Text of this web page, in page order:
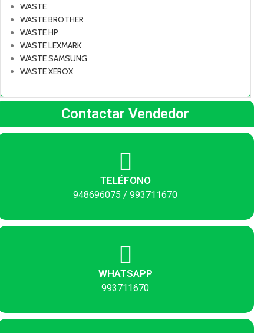
WASTE
WASTE BROTHER
WASTE HP
WASTE LEXMARK
WASTE SAMSUNG
WASTE XEROX
Contactar Vendedor
TELÉFONO
948696075 / 993711670
WHATSAPP
993711670